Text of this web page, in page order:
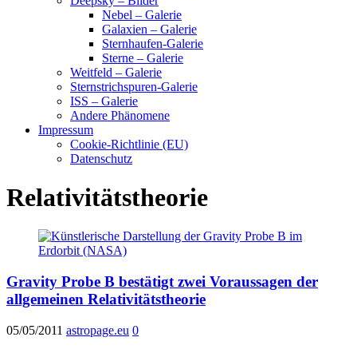
Nebel – Galerie
Galaxien – Galerie
Sternhaufen-Galerie
Sterne – Galerie
Weitfeld – Galerie
Sternstrichspuren-Galerie
ISS – Galerie
Andere Phänomene
Impressum
Cookie-Richtlinie (EU)
Datenschutz
Relativitätstheorie
Gravity Probe B bestätigt zwei Voraussagen der
allgemeinen Relativitätstheorie
05/05/2011 astropage.eu 0